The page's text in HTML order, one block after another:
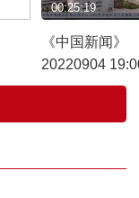
《中国新闻》
20220904
00:25:19